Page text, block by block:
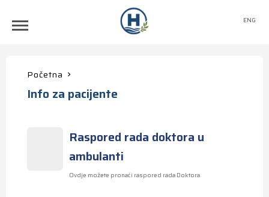
ENG
Početna
Info za pacijente
Raspored rada doktora u
ambulanti
Ovdje možete pronaći raspored rada Doktora